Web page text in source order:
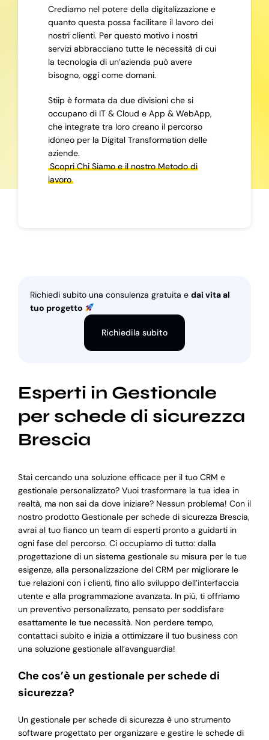
Crediamo nel potere della digitalizzazione e
quanto questa possa facilitare il lavoro dei
nostri clienti. Per questo motivo i nostri
servizi abbracciano tutte le necessità di cui
la tecnologia di un’azienda può avere
bisogno, oggi come domani.
Stiip è formata da due divisioni che si
occupano di IT & Cloud e App & WebApp,
che integrate tra loro creano il percorso
idoneo per la Digital Transformation delle
aziende.
Scopri Chi Siamo e il nostro Metodo di
lavoro
Richiedi subito una consulenza gratuita e dai vita al
tuo progetto
Richiedila subito
Esperti in Gestionale
per schede di sicurezza
Brescia
Stai cercando una soluzione efficace per il tuo CRM e
gestionale personalizzato? Vuoi trasformare la tua idea in
realtà, ma non sai da dove iniziare? Nessun problema! Con il
nostro prodotto Gestionale per schede di sicurezza Brescia,
avrai al tuo fianco un team di esperti pronto a guidarti in
ogni fase del percorso. Ci occupiamo di tutto: dalla
progettazione di un sistema gestionale su misura per le tue
esigenze, alla personalizzazione del CRM per migliorare le
tue relazioni con i clienti, fino allo sviluppo dell’interfaccia
utente e alla programmazione avanzata. In più, ti offriamo
un preventivo personalizzato, pensato per soddisfare
esattamente le tue necessità. Non perdere tempo,
contattaci subito e inizia a ottimizzare il tuo business con
una soluzione gestionale all’avanguardia!
Che cos’è un gestionale per schede di
sicurezza?
Un gestionale per schede di sicurezza è uno strumento
software progettato per organizzare e gestire le schede di